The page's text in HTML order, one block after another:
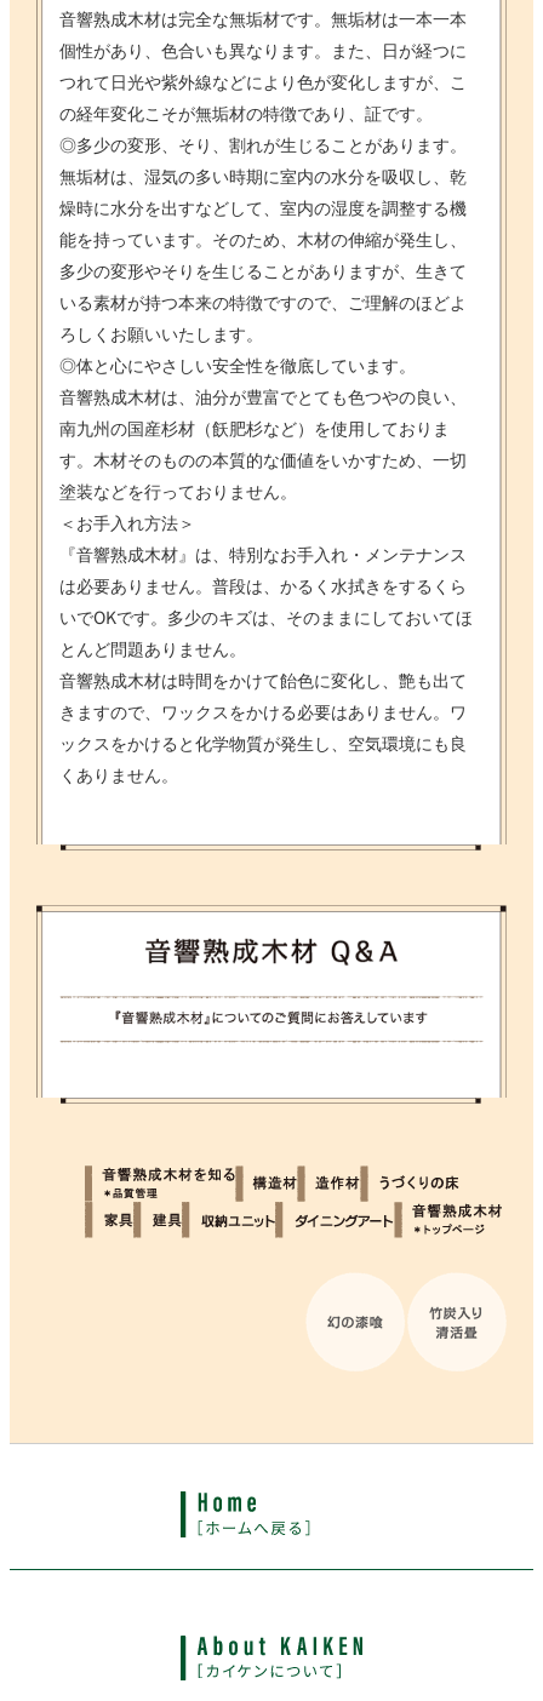
音響熟成木材は完全な無垢材です。無垢材は一本一本
個性があり、色合いも異なります。また、日が経つに
つれて日光や紫外線などにより色が変化しますが、こ
の経年変化こそが無垢材の特徴であり、証です。
◎多少の変形、そり、割れが生じることがあります。
無垢材は、湿気の多い時期に室内の水分を吸収し、乾
燥時に水分を出すなどして、室内の湿度を調整する機
能を持っています。そのため、木材の伸縮が発生し、
多少の変形やそりを生じることがありますが、生きて
いる素材が持つ本来の特徴ですので、ご理解のほどよ
ろしくお願いいたします。
◎体と心にやさしい安全性を徹底しています。
音響熟成木材は、油分が豊富でとても色つやの良い、
南九州の国産杉材（飫肥杉など）を使用しておりま
す。木材そのものの本質的な価値をいかすため、一切
塗装などを行っておりません。
＜お手入れ方法＞
『音響熟成木材』は、特別なお手入れ・メンテナンス
は必要ありません。普段は、かるく水拭きをするくら
いでOKです。多少のキズは、そのままにしておいてほ
とんど問題ありません。
音響熟成木材は時間をかけて飴色に変化し、艶も出て
きますので、ワックスをかける必要はありません。ワ
ックスをかけると化学物質が発生し、空気環境にも良
くありません。